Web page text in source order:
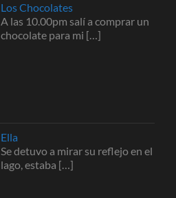
Los Chocolates
A las 10.00pm salí a comprar un
chocolate para mi […]
Ella
Se detuvo a mirar su reflejo en el
lago, estaba […]